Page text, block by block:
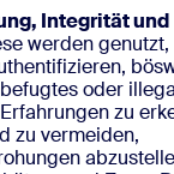
Integrität und
werden
oder
zu
zu vermeiden,